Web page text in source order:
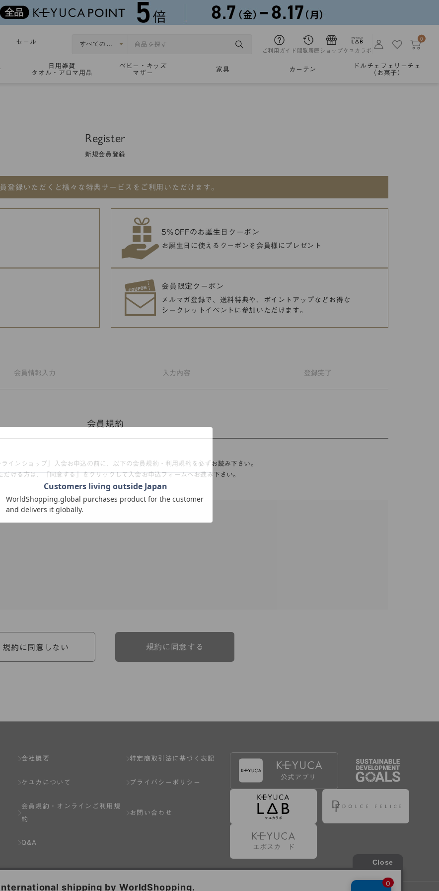
セール
ご利用ガイド 閲覧履歴 ショップケユカラボ
0
日用雑貨
タオル・アロマ用品
ベビー・キッズ
マザー
家具 カーテン
ドルチェフェリーチェ
（お菓子）
Register
新規会員登録
登録いただくと様々な特典サービスをご利用いただけます。
5％OFFのお誕生日クーポン
お誕生日に使えるクーポンを 会員様にプレゼント
会員限定クーポン
メルマガ登録で、送料特典や、
ポイントアップなどお得な
シークレットイベントに参加いただけます。
会員情報 入力 入力 内容 登録完了
会員規約
ラインショップ」入会お申込の前に、以下の会員規約・利用規約を必ずお読み下さい。
だける方は、「同意する」をクリックして入会お申込フォームへお進み下さい。
一部を構成するものとします。
には、個別規定において特段の定めなき限り、個別規定の定めが優先されるものとします。
上のページへの入力、または弊社が別途指定する方法に従って提出することで登録することが出来ます。
。一人で２アカウント以上を登録したと弊社が合理的な理由に基づき判断した場合は、弊社は、その登録を取り消す
号のいずれかの事由に該当する場合は、その登録を拒否し、または事前に通知することなく一旦なされた登録を取
けている場合。
。
規約に同意しない 規約に同意する
会社概要
ケユカについて
会員規約・
オンラインご利用規
約
Q&A
特定商取引法に基づく表記
プライバシーポリシー
お問い合わせ